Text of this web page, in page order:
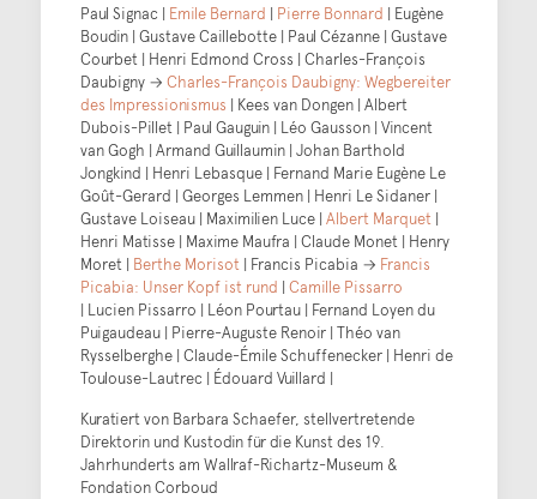
Paul Signac | Emile Bernard | Pierre Bonnard | Eugène
Boudin | Gustave Caillebotte | Paul Cézanne | Gustave
Courbet | Henri Edmond Cross | Charles-François
Daubigny → Charles-François Daubigny: Wegbereiter
des Impressionismus | Kees van Dongen | Albert
Dubois-Pillet | Paul Gauguin | Léo Gausson | Vincent
van Gogh | Armand Guillaumin | Johan Barthold
Jongkind | Henri Lebasque | Fernand Marie Eugène Le
Goût-Gerard | Georges Lemmen | Henri Le Sidaner |
Gustave Loiseau | Maximilien Luce | Albert Marquet|
Henri Matisse | Maxime Maufra | Claude Monet | Henry
Moret | Berthe Morisot| Francis Picabia → Francis
Picabia: Unser Kopf ist rund | Camille Pissarro
| Lucien Pissarro | Léon Pourtau | Fernand Loyen du
Puigaudeau | Pierre-Auguste Renoir | Théo van
Rysselberghe | Claude-Émile Schuffenecker | Henri de
Toulouse-Lautrec | Édouard Vuillard |
Kuratiert von Barbara Schaefer, stellvertretende
Direktorin und Kustodin für die Kunst des 19.
Jahrhunderts am Wallraf-Richartz-Museum &
Fondation Corboud